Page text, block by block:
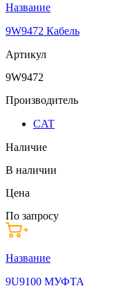
Название
9W9472 Кабель
Артикул
9W9472
Производитель
CAT
Наличие
В наличии
Цена
По запросу
Название
9U9100 МУФТА